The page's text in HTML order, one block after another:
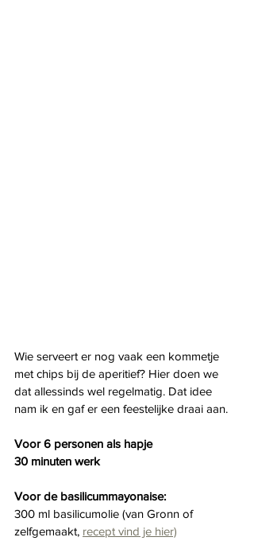
Wie serveert er nog vaak een kommetje
met chips bij de aperitief? Hier doen we
dat allessinds wel regelmatig. Dat idee
nam ik en gaf er een feestelijke draai aan.
Voor 6 personen als hapje
30 minuten werk
Voor de basilicummayonaise:
300 ml basilicumolie (van Gronn of
zelfgemaakt, recept vind je hier)